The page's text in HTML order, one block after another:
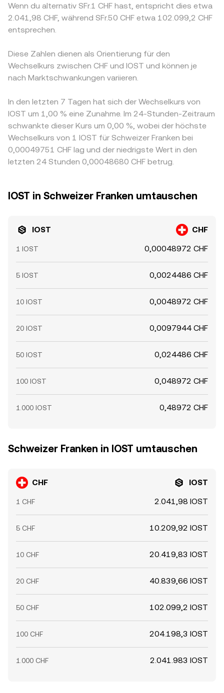
Wenn du alternativ SFr.1 CHF hast, entspricht dies etwa
2.041,98 CHF, während SFr.50 CHF etwa 102.099,2 CHF
entsprechen.
Diese Zahlen dienen als Orientierung für den
Wechselkurs zwischen CHF und IOST und können je
nach Marktschwankungen variieren.
In den letzten 7 Tagen hat sich der Wechselkurs von
IOST um 1,00 % eine Zunahme. Im 24-Stunden-Zeitraum
schwankte dieser Kurs um 0,00 %, wobei der höchste
Wechselkurs von 1 IOST für Schweizer Franken bei
0,00049751 CHF lag und der niedrigste Wert in den
letzten 24 Stunden 0,00048680 CHF betrug.
IOST in Schweizer Franken umtauschen
IOST CHF
1 IOST 0,00048972 CHF
5 IOST 0,0024486 CHF
10 IOST 0,0048972 CHF
20 IOST 0,0097944 CHF
50 IOST 0,024486 CHF
100 IOST 0,048972 CHF
1.000 IOST 0,48972 CHF
Schweizer Franken in IOST umtauschen
CHF IOST
1 CHF 2.041,98 IOST
5 CHF 10.209,92 IOST
10 CHF 20.419,83 IOST
20 CHF 40.839,66 IOST
50 CHF 102.099,2 IOST
100 CHF 204.198,3 IOST
1.000 CHF 2.041.983 IOST